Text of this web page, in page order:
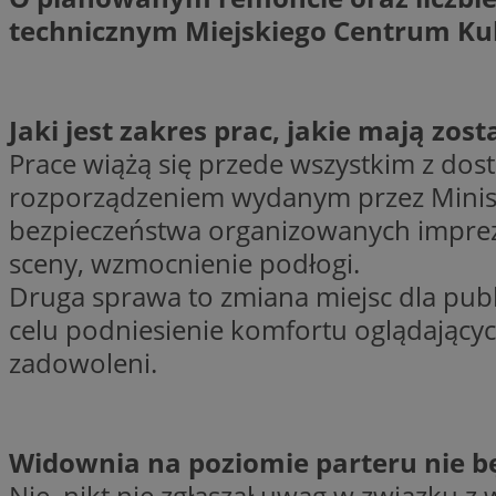
technicznym Miejskiego Centrum
Jaki jest zakres prac, jakie mają
Prace wiążą się przede wszystkim z
rozporządzeniem wydanym przez
bezpieczeństwa organizowanych
sceny, wzmocnienie podłogi.
Druga sprawa to zmiana miejsc dla
celu podniesienie komfortu
zadowoleni.
Widownia na poziomie parteru nie
Nazwa
_clsk
_ga
_ga_ES69V3SCKQ
Nazwa
_fbp
MUID
Nazwa
Provider
Domena
ttwid